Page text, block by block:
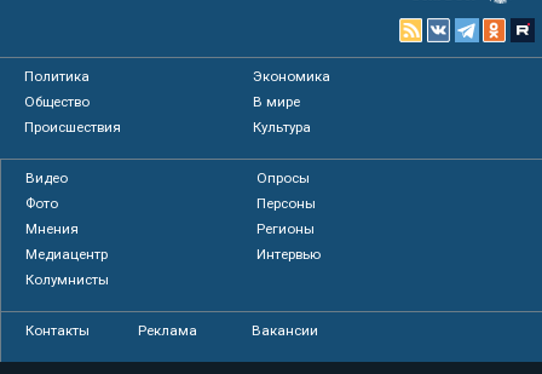
Политика
Экономика
Общество
В мире
Происшествия
Культура
Видео
Опросы
Фото
Персоны
Мнения
Регионы
Медиацентр
Интервью
Колумнисты
Контакты Реклама Вакансии